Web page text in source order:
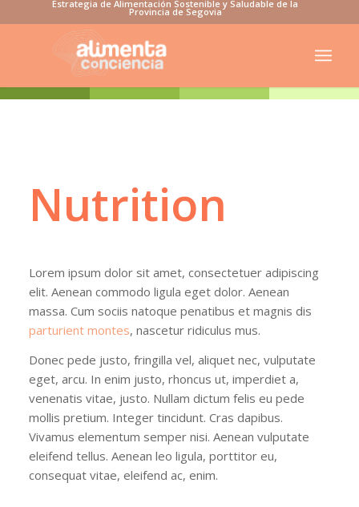
Estrategia de Alimentación Sostenible y Saludable de la
Provincia de Segovia
Nutrition
Lorem ipsum dolor sit amet, consectetuer adipiscing
elit. Aenean commodo ligula eget dolor. Aenean
massa. Cum sociis natoque penatibus et magnis dis
parturient montes, nascetur ridiculus mus.
Donec pede justo, fringilla vel, aliquet nec, vulputate
eget, arcu. In enim justo, rhoncus ut, imperdiet a,
venenatis vitae, justo. Nullam dictum felis eu pede
mollis pretium. Integer tincidunt. Cras dapibus.
Vivamus elementum semper nisi. Aenean vulputate
eleifend tellus. Aenean leo ligula, porttitor eu,
consequat vitae, eleifend ac, enim.